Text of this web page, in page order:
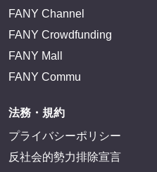
FANY Channel
FANY Crowdfunding
FANY Mall
FANY Commu
法務・規約
プライバシーポリシー
反社会的勢力排除宣言